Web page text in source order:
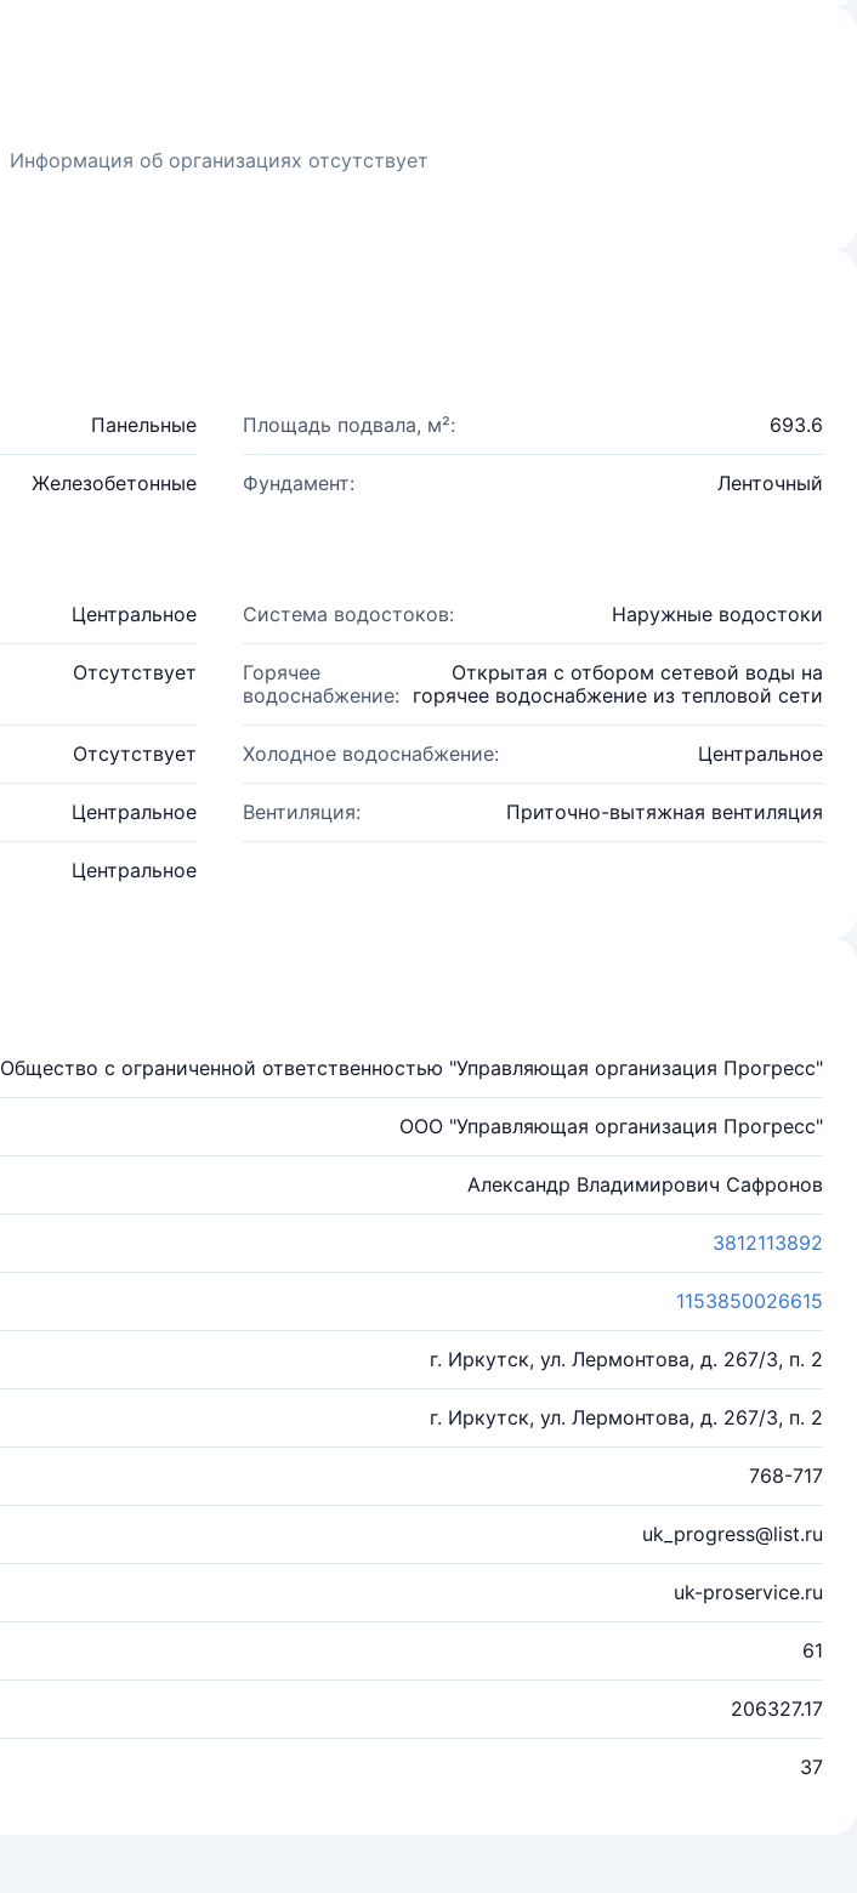
Информация об организациях отсутствует
Панельные Площадь подвала, м²: 693.6
Железобетонные Фундамент: Ленточный
Центральное Система водостоков: Наружные водостоки
Отсутствует
Горячее
водоснабжение:
Открытая с отбором сетевой воды на
горячее водоснабжение из тепловой сети
Отсутствует Холодное водоснабжение: Центральное
Центральное Вентиляция: Приточно-вытяжная вентиляция
Центральное
Общество с ограниченной ответственностью "Управляющая организация Прогресс"
ООО "Управляющая организация Прогресс"
Александр Владимирович Сафронов
3812113892
1153850026615
г. Иркутск, ул. Лермонтова, д. 267/3, п. 2
г. Иркутск, ул. Лермонтова, д. 267/3, п. 2
768-717
uk_progress@list.ru
uk-proservice.ru
61
206327.17
37